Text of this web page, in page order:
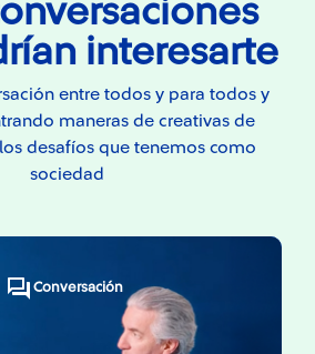
interesarte
entre todos y para todos y
maneras de creativas de
desafíos que tenemos como
sociedad
Conversación